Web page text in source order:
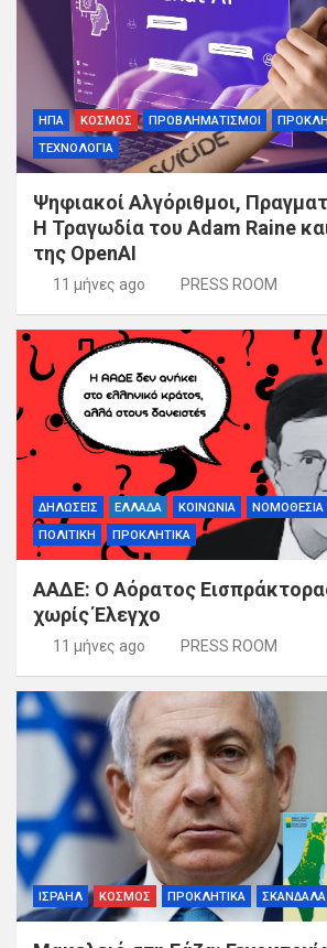
ΗΠΑ ΚΟΣΜΟΣ ΠΡΟΒΛΗΜΑΤΙΣΜΟΙ
ΤΕΧΝΟΛΟΓΙΑ
Ψηφιακοί Αλγόριθμοι,
Η Τραγωδία του Adam Raine
της OpenAI
11 μήνες ago PRESS ROOM
ΔΗΛΩΣΕΙΣ ΕΛΛΑΔΑ ΚΟΙΝΩΝΙΑ ΝΟΜΟΘΕΣΙΑ
ΠΟΛΙΤΙΚΗ
ΠΡΟΚΛΗΤΙΚΑ
ΑΑΔΕ: Ο Αόρατος
χωρίς Έλεγχο
11 μήνες ago PRESS ROOM
ΙΣΡΑΗΛ ΚΟΣΜΟΣ ΠΡΟΚΛΗΤΙΚΑ ΣΚΑΝΔΑΛΑ